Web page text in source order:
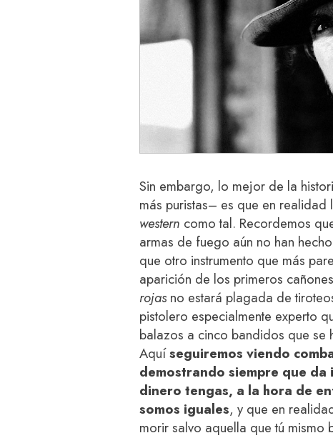
Sin embargo, lo mejor de la
más puristas– es que en realidad
western como tal. Recordemos
armas de fuego aún no han
que otro instrumento que más
aparición de los primeros
rojasno estará plagada de
pistolero especialmente experto
balazos a cinco bandidos que se
Aquíseguiremos viendo
demostrando siempre que
dinero tengas, a la hora de
somos iguales, y que en
morir salvo aquella que tú mismo